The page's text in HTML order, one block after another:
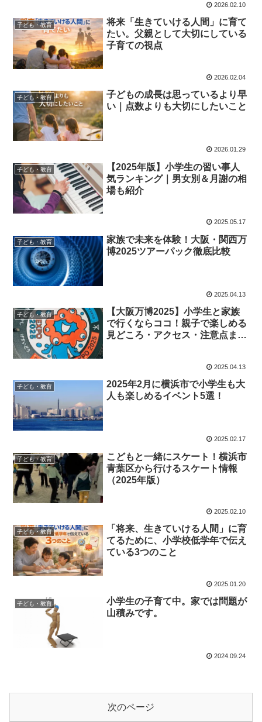
2026.02.10
子ども・教育
将来「生きていける人間」に育て
たい。父親として大切にしている
子育ての視点
2026.02.04
子ども・教育
子どもの成長は思っているより早
い｜点数よりも大切にしたいこと
2026.01.29
子ども・教育
【2025年版】小学生の習い事人
気ランキング｜男女別＆月謝の相
場も紹介
2025.05.17
子ども・教育
家族で未来を体験！大阪・関西万
博2025ツアーパック徹底比較
2025.04.13
子ども・教育
【大阪万博2025】小学生と家族
で行くならココ！親子で楽しめる
見どころ・アクセス・注意点まと
2025.04.13
子ども・教育
2025年2月に横浜市で小学生も大
人も楽しめるイベント5選！
2025.02.17
子ども・教育
こどもと一緒にスケート！横浜市
青葉区から行けるスケート情報
（2025年版）
2025.02.10
子ども・教育
「将来、生きていける人間」に育
てるために、小学校低学年で伝え
ている3つのこと
2025.01.20
子ども・教育
小学生の子育て中。家では問題が
山積みです。
2024.09.24
次のページ